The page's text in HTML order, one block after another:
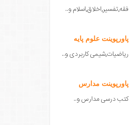
فقه,تفسیر,اخلاق,اسلام و..
پاورپوینت علوم پایه
ریاضیات,شیمی کاربردی و..
پاورپوینت مدارس
کتب درسی مدارس و..